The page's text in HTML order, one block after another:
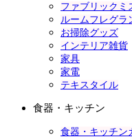
ファブリックミ
ルームフレグラ
お掃除グッズ
インテリア雑貨
家具
家電
テキスタイル
食器・キッチン
食器・キッチン